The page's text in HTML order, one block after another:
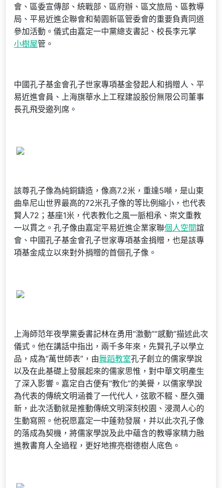
會、區委宣傳部、統戰部、區府辦、區文旅局、區教導
局、平易近進企聯會和菊園新區管委會的重要負責同道
參加活動。儀式由嘉定一中黨總支書記、校長李元掌
小樹屋管。
中國孔子基金會孔子世家專項基金發起人和捐贈人、平
易近進會員、上海旗華水上工程建設股份無限公司董事
長孔飛受邀列席。
該尊孔子像為純銅鑄造，像高7.2米，重達5噸，是山東
曲阜尼山世界最高的72米孔子像的等比例縮小，也代表
賢人72；基座1米，代表教化之風一脈相承、崇文重教
一以貫之。孔子像由嘉定平易近進企業家聯個人空間誼
會、中國孔子基金會孔子世家專項基金捐贈，也是該專
項基金成立以來對外捐贈的首個孔子像。
上海師范年夜學黨委書記林在勇用“激動”“感動”描述此次
儀式。他在講話中指出，兩千多年來，先賢孔子以學立
品，成為“萬世師表”，由舞蹈教室孔子創立的儒家學說
以及在此基礎上發展起來的儒家思惟，對中華文明產生
了深入影響。嘉定自古便有“教化”的美譽，以儒家學說
為代表的傳統文明涵養了一代代人，弦歌不輟、歷久彌
新，此次活動就是推動傳統文明深刻校園、浸潤人心的
生動寫照。他祝愿嘉定一中蓬勃發展，并以此次孔子像
的落成為契機，將儒家學說及此中蘊含的教導家精力融
進教書育人全過程，更好地擦亮樹德樹人底色。